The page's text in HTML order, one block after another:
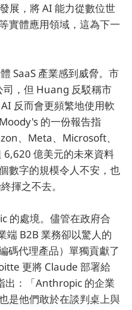
展，將 AI 能力從數位世
實體應用領域，這為下一
SaaS 產業感到威脅。市
司，但 Huang 反駁稱市
反而會更頻繁地使用軟
的一份報告指
、Meta、Microsoft、
億美元的未來資料
數字的規模令人不安，也
揮之不去。
的處境。儘管在政府合
端 B2B 業務卻以驚人的
碼代理產品）單獨貢獻了
更將 Claude 部署給
出：「Anthropic 的企業
是他們敢於在談判桌上與